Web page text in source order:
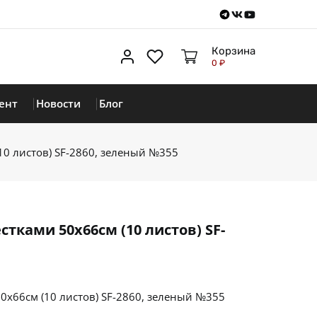
Telegram
VKontakte
Youtube
Личный кабинет
ИзбранноеКорзина
0 ₽
Новости Блог
листов) SF-2860, зеленый №355
50х66см (10 листов) SF-
(10 листов) SF-2860, зеленый №355